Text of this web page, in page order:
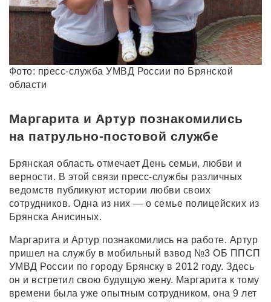
Фото: пресс-служба УМВД России по Брянской
области
Маргарита и Артур познакомились
на патрульно-постовой службе
Брянская область отмечает День семьи, любви и
верности. В этой связи пресс-службы различных
ведомств публикуют истории любви своих
сотрудников. Одна из них — о семье полицейских из
Брянска Анисиных.
Маргарита и Артур познакомились на работе. Артур
пришел на службу в мобильный взвод №3 ОБ ППСП
УМВД России по городу Брянску в 2012 году. Здесь
он и встретил свою будущую жену. Маргарита к тому
времени была уже опытным сотрудником, она 9 лет